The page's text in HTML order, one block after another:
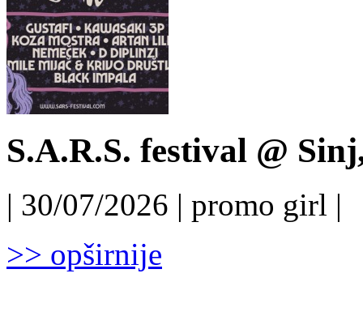
S.A.R.S. festival @
| 30/07/2026 | promo girl |
>> opširnije